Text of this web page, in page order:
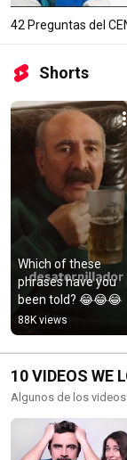
42 Preguntas del
Shorts
Which of these
phrases have you
been told? 😂😂😂
88K views
10 VIDEOS WE
Algunos de los